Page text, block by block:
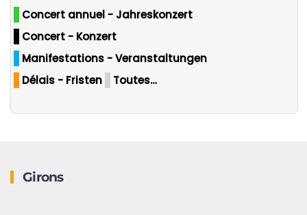
Concert annuel - Jahreskonzert
Concert - Konzert
Manifestations - Veranstaltungen
Délais - Fristen
Toutes…
Girons